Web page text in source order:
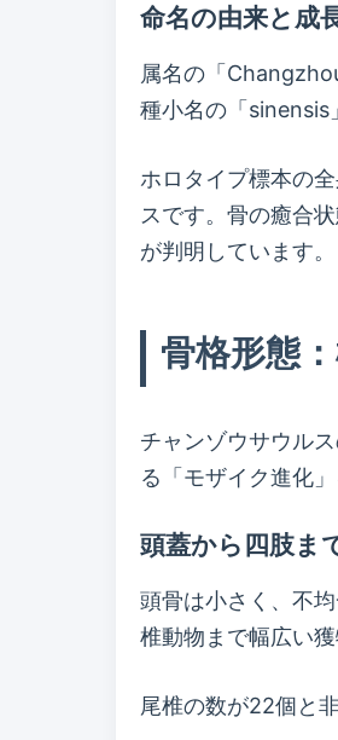
命名の由来と成
属名の「
種小名の「sinensis
ホロタイプ標本の
スです。骨の癒合
が判明しています。
骨格形態
チャンゾウサウル
る「モザイク進化
頭蓋から四肢ま
頭骨は小さく、不
椎動物まで幅広い
尾椎の数が22個と